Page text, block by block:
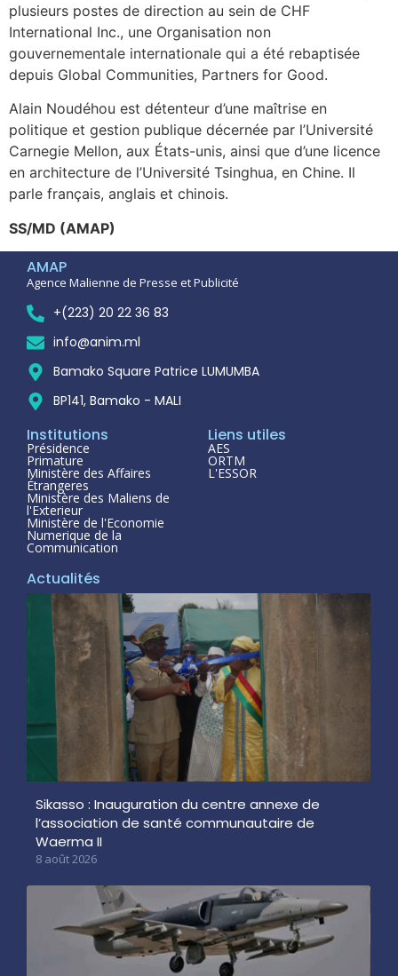
plusieurs postes de direction au sein de CHF
International Inc., une Organisation non
gouvernementale internationale qui a été rebaptisée
depuis Global Communities, Partners for Good.
Alain Noudéhou est détenteur d’une maîtrise en
politique et gestion publique décernée par l’Université
Carnegie Mellon, aux États-unis, ainsi que d’une licence
en architecture de l’Université Tsinghua, en Chine. Il
parle français, anglais et chinois.
SS/MD (AMAP)
AMAP
Agence Malienne de Presse et Publicité
+(223) 20 22 36 83
info@anim.ml
Bamako Square Patrice LUMUMBA
BP141, Bamako - MALI
Institutions
Présidence
Primature
Ministère des Affaires
Étrangeres
Ministère des Maliens de
l'Exterieur
Ministère de l'Economie
Numerique de la
Communication
Liens utiles
AES
ORTM
L'ESSOR
Actualités
Sikasso : Inauguration du centre annexe de
l’association de santé communautaire de
Waerma II
8 août 2026